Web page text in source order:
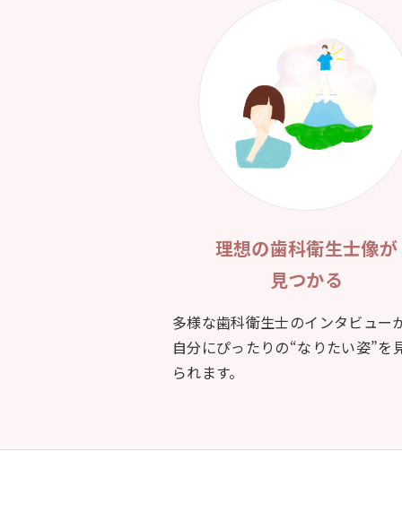
理想の歯科衛生士像が
見つかる
多様な歯科衛生士のインタビュー
自分にぴったりの“なりたい姿”を
られます。